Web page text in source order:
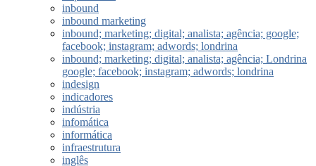
inbound
inbound marketing
inbound; marketing; digital; analista; agência; google;
facebook; instagram; adwords; londrina
inbound; marketing; digital; analista; agência; Londrina
google; facebook; instagram; adwords; londrina
indesign
indicadores
indústria
infomática
informática
infraestrutura
inglês